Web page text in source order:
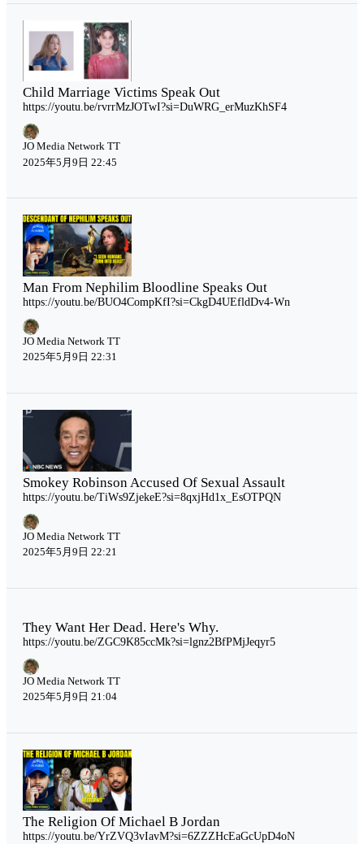
Child Marriage Victims Speak Out
https://youtu.be/rvrrMzJOTwI?si=DuWRG_erMuzKhSF4
JO Media Network TT
2025年5月9日 22:45
Man From Nephilim Bloodline Speaks Out
https://youtu.be/BUO4CompKfI?si=CkgD4UEfldDv4-Wn
JO Media Network TT
2025年5月9日 22:31
Smokey Robinson Accused Of Sexual Assault
https://youtu.be/TiWs9ZjekeE?si=8qxjHd1x_EsOTPQN
JO Media Network TT
2025年5月9日 22:21
They Want Her Dead. Here's Why.
https://youtu.be/ZGC9K85ccMk?si=lgnz2BfPMjJeqyr5
JO Media Network TT
2025年5月9日 21:04
The Religion Of Michael B Jordan
https://youtu.be/YrZVQ3vIavM?si=6ZZZHcEaGcUpD4oN